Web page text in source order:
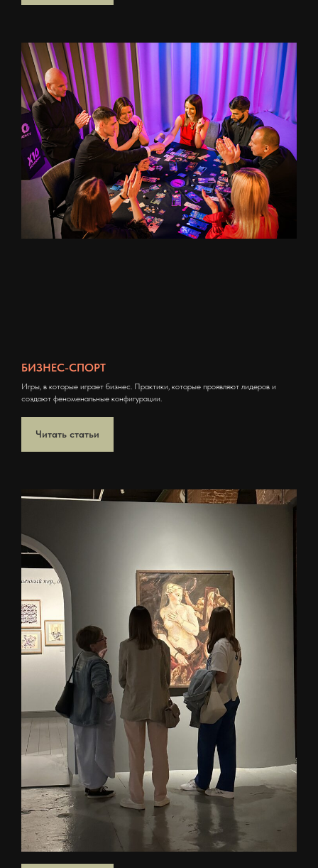
БИЗНЕС-СПОРТ
Игры, в которые играет бизнес. Практики, которые проявляют лидеров и
создают феноменальные конфигурации.
Читать статьи
ТВОРИ
Влюбляем в искусство, творчество, чтение. Проявляем таланты в форме,
доступной зрению